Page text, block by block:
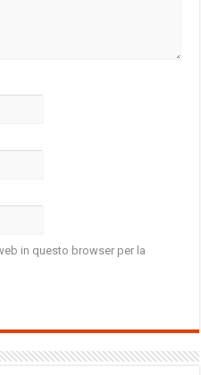
in questo browser per la